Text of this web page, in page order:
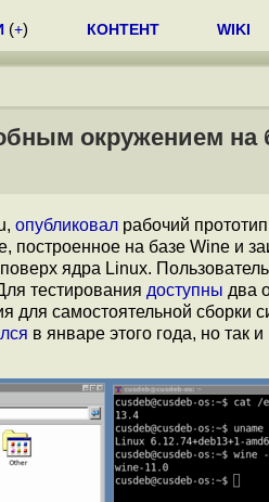
(+) КОНТЕНТ WIKI
окружением на
опубликовал рабочий
на базе Wine и
ядра Linux.
тестирования доступны два
для самостоятельной сборки
в январе этого года, но так